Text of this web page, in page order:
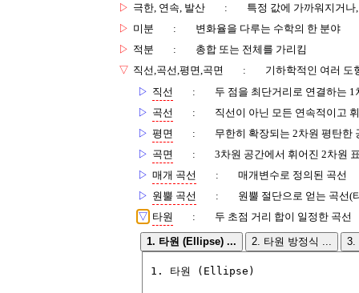
▷ 극한, 연속, 발산 :
특정 값에 가까워지거
▷ 미분 :
변화율을 다루는 수학의 한 분야
▷ 적분 :
총합 또는 전체를 가리킴
▽ 직선,곡선,평면,곡면 :
기하학적인 여러 도
▷ 직선 :
두 점을 최단거리로 연결하는 1
▷ 곡선 :
직선이 아닌 모든 연속적이고
▷ 평면 :
무한히 확장되는 2차원 평탄한
▷ 곡면 :
3차원 공간에서 휘어진 2차원
▷ 매개 곡선 :
매개변수로 정의된 곡선
▷ 원뿔 곡선 :
원뿔 절단으로 얻는 곡선(
▽ 타원 : 두 초점 거리 합이 일정한 곡선
1. 타원 (Ellipse) ... 2. 타원 방정식 ... 3.
1. 타원 (Ellipse)